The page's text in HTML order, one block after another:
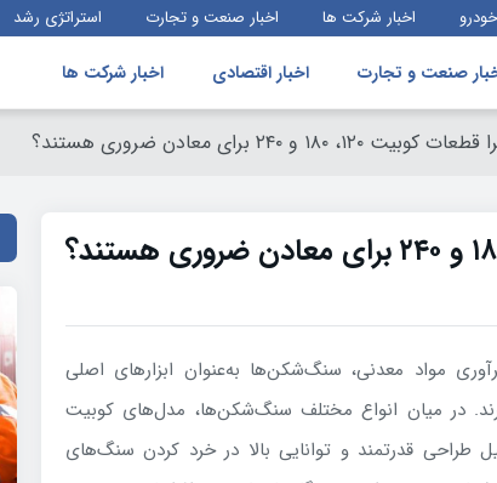
اخبار شرکت ها اخبار صنعت و تجارت استراتژی رشد
صنعت و تجارت اخبار اقتصادی اخبار شرکت ها
کوبیت ۱۲۰، ۱۸۰ و ۲۴۰ برای معادن ضروری هستند؟
مواد معدنی، سنگ‌شکن‌ها به‌عنوان ابزارهای اصلی
در میان انواع مختلف سنگ‌شکن‌ها، مدل‌های کوبیت
180 و کوبیت 240 به‌دلیل طراحی قدرتمند و توانایی بالا در خرد کردن سنگ‌های